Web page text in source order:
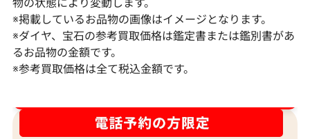
Pt･Pm900 ダイヤモンド ネックレス
17.45ct
参考買取価格
K18 ダイヤモン
※掲載しているお品物の画像はイメージとなります。
※ダイヤ、宝石の参考買取価格は鑑定書または鑑別書があ
るお品物の金額です。
※参考買取価格は全て税込金額です。